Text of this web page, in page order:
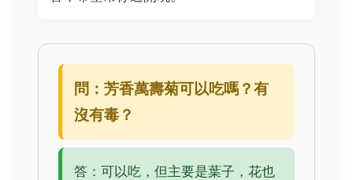
問：芳香萬壽菊可以吃嗎？有
沒有毒？
答：可以吃，但主要是葉子，花也